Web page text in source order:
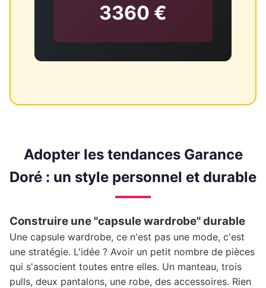
3360 €
Adopter les tendances Garance
Doré : un style personnel et durable
Construire une "capsule wardrobe" durable
Une capsule wardrobe, ce n'est pas une mode, c'est
une stratégie. L'idée ? Avoir un petit nombre de pièces
qui s'associent toutes entre elles. Un manteau, trois
pulls, deux pantalons, une robe, des accessoires. Rien